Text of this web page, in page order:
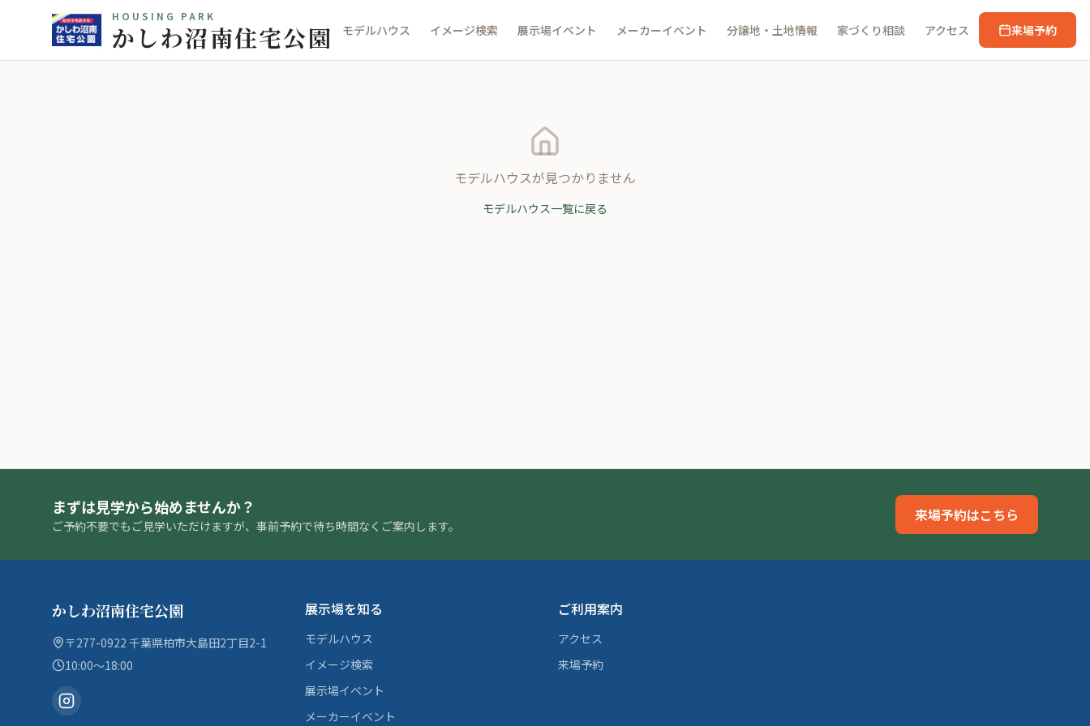
HOUSING PARK
かしわ沼南住宅公園 モデルハウス イメージ検索 展示場イベント メーカーイベント 分譲地・土地情報 家づくり相談 アクセス 来場予約
モデルハウスが見つかりません
モデルハウス一覧に戻る
まずは見学から始めませんか？
ご予約不要でもご見学いただけますが、事前予約で待ち時間なくご案内します。
来場予約はこちら
かしわ沼南住宅公園
〒277-0922 千葉県柏市大島田2丁目2-1
10:00〜18:00
展示場を知る
モデルハウス
イメージ検索
展示場イベント
メーカーイベント
ご利用案内
アクセス
来場予約